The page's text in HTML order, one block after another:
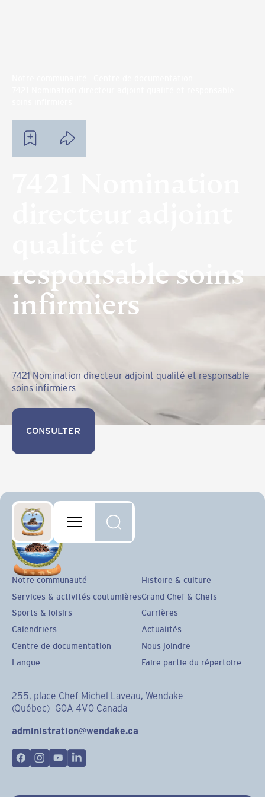
responsable soins
infirmiers
7421 Nomination directeur adjoint qualité et responsable
soins infirmiers
CONSULTER
CONSULTER
255, place Chef Michel Laveau, Wendake
(Québec) G0A 4V0 Canada
administration@wendake.ca
Notre communauté
Services & activités coutumières
Sports & loisirs
Calendriers
Centre de documentation
Langue
Histoire & culture
Grand Chef & Chefs
Carrières
Actualités
Nous joindre
Faire partie du répertoire